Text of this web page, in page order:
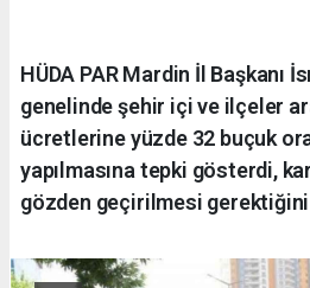
HÜDA PAR Mardin İl Başkanı
genelinde şehir içi ve ilçeler
ücretlerine yüzde 32 buçuk
yapılmasına tepki gösterdi,
gözden geçirilmesi